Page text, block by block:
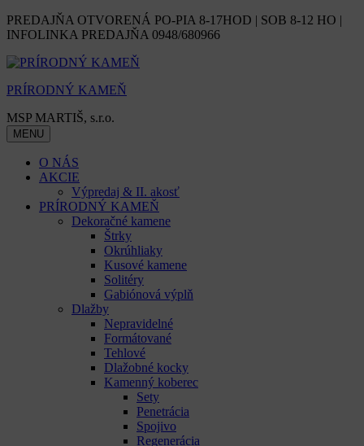
Skip
to
PREDAJŇA OTVORENÁ PO-PIA 8-17HOD | SOB 8-12 HO |
INFOLINKA PREDAJŇA 0948/680966
PRÍRODNÝ KAMEŇ
MSP MARTIŠ, s.r.o.
MENU
O NÁS
AKCIE
Výpredaj & II. akosť
PRÍRODNÝ KAMEŇ
Dekoračné kamene
Štrky
Okrúhliaky
Kusové kamene
Solitéry
Gabiónová výplň
Dlažby
Nepravidelné
Formátované
Tehlové
Dlažobné kocky
Kamenný koberec
Sety
Penetrácia
Spojivo
Regenerácia